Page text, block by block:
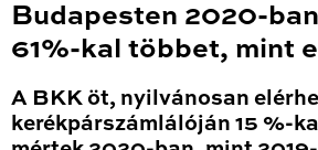
Budapesten 2020-
61%-kal többet, mint
A BKK öt, nyilvánosan
kerékpárszámlálóján 15 %-